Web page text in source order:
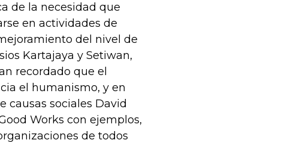
de la necesidad que
en actividades de
del nivel de
Kartajaya y Setiwan,
recordado que el
el humanismo, y en
causas sociales David
Works con ejemplos,
de todos